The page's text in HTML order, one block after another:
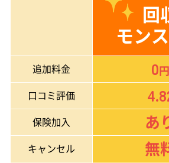
回
モン
追加料金 0円
口コミ評価
保険加入 あ
キャンセル 無